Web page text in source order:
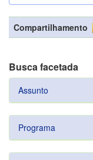
Compartilhamento
Busca facetada
Assunto
Programa